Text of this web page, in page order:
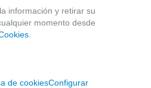
información y retirar su
momento desde
de cookiesConfigurar